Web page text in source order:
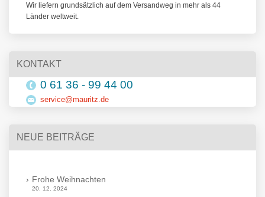
Wir liefern grundsätzlich auf dem Versandweg in mehr als 44
Länder weltweit.
KONTAKT
0 61 36 - 99 44 00
service@mauritz.de
NEUE BEITRÄGE
Frohe Weihnachten
20. 12. 2024